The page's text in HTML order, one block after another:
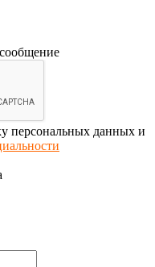
персональных данных и